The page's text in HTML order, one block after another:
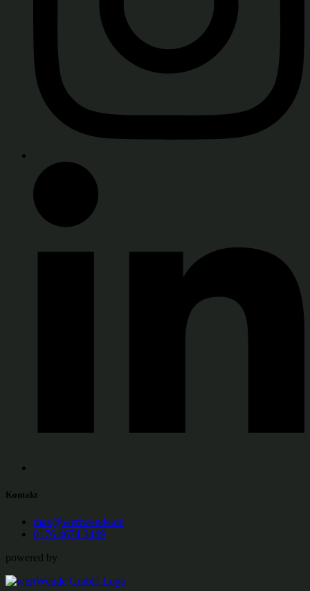
Kontakt
max@wertwende.de
0176 4674 3449
powered by